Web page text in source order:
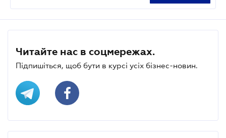
Читайте нас в соцмережах.
Підпишіться, щоб бути в курсі усіх бізнес-новин.